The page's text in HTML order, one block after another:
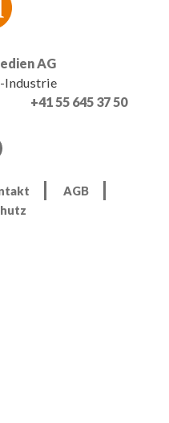
AG
Industrie
+41 55 645 37 50
AGB